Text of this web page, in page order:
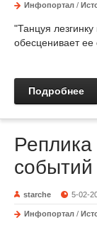
Инфопортал /
"Танцуя
обесценивает
Подробнее
событий
starche 5-02-
Инфопортал /